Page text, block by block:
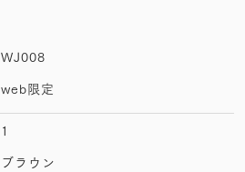
WJ008
web限定
1
ブラウン